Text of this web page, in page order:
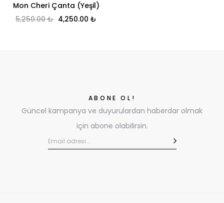
Mon Cheri Çanta (Yeşil)
5,250.00₺ Orijinal fiyat: 5,250.00 ₺.
4,250.00 ₺
ABONE OL!
Güncel kampanya ve duyurulardan haberdar olmak
için abone olabilirsin.